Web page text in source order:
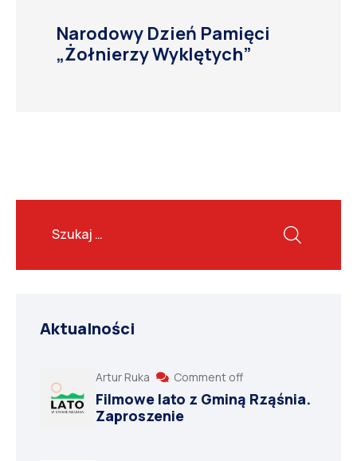
Narodowy Dzień Pamięci
„Żołnierzy Wyklętych”
Aktualności
Artur Ruka Comment off
Filmowe lato z Gminą Rząśnia.
Zaproszenie